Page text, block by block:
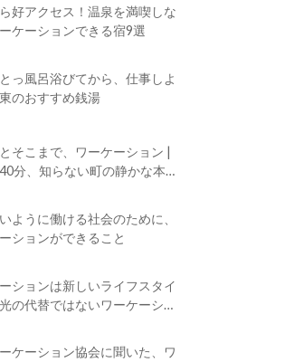
好アクセス！温泉を満喫しな
ケーションできる宿9選
っ風呂浴びてから、仕事しよ
のおすすめ銭湯
そこまで、ワーケーション |
分、知らない町の静かな本屋
ように働ける社会のために、
ションができること
ションは新しいライフスタイ
の代替ではないワーケーショ
ケーション協会に聞いた、ワ